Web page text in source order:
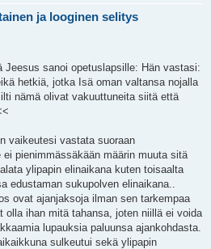
ja looginen selitys
sanoi opetuslapsille: Hän vastasi:
hetkiä, jotka Isä oman valtansa nojalla
nämä olivat vakuuttuneita siitä että
vaikeutesi vastata suoraan
pienimmässäkään määrin muuta sitä
ylipapin elinaikana kuten toisaalta
edustaman sukupolven elinaikana..
ovat ajanjaksoja ilman sen tarkempaa
ihan mitä tahansa, joten niillä ei voida
lupauksia paluunsa ajankohdasta.
sulkeutui sekä ylipapin